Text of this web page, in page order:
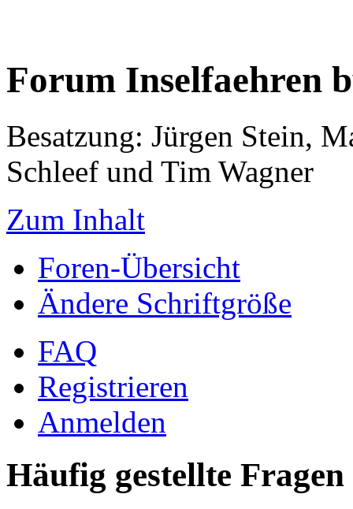
Forum Inselfaehren
Besatzung: Jürgen Stein,
Schleef und Tim Wagner
Zum Inhalt
Foren-Übersicht
Ändere Schriftgröße
FAQ
Registrieren
Anmelden
Häufig gestellte Fragen